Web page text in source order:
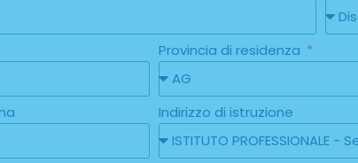
Provincia di residenza
Indirizzo di istruzione